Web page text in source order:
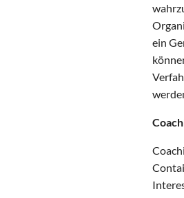
ein